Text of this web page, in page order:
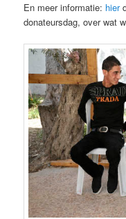
En meer informatie: hier
donateursdag, over wat